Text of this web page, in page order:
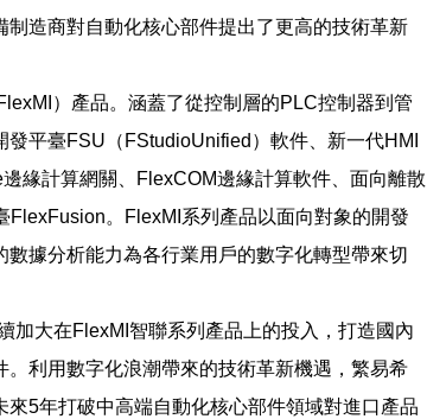
造商對自動化核心部件提出了更高的技術革新
）產品。涵蓋了從控制層的PLC控制器到管
平臺FSU（FStudioUnified）軟件、新一代HMI
緣計算網關、FlexCOM邊緣計算軟件、面向離散
。FlexMI系列產品以面向對象的開發
據分析能力為各行業用戶的數字化轉型帶來切
加大在FlexMI智聯系列產品上的投入，打造國內
利用數字化浪潮帶來的技術革新機遇，繁易希
5年打破中高端自動化核心部件領域對進口產品